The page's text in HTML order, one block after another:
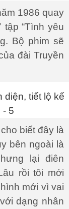
1986 quay
“Tình yêu
Bộ phim sẽ
đài Truyền
biết đây là
bên ngoài là
lại điên
rồi tôi mới
mới vì vai
dạng nhân